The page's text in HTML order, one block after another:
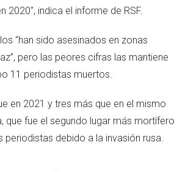
2020", indica el informe de RSF.
“han sido asesinados en zonas
pero las peores cifras las mantiene
11 periodistas muertos.
en 2021 y tres más que en el mismo
que fue el segundo lugar más mortífero
periodistas debido a la invasión rusa.